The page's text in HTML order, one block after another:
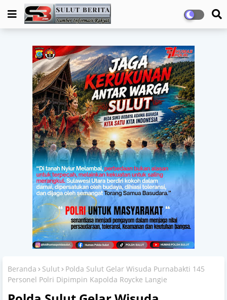
Beranda Sulut
Polda Sulut Gelar Wisuda Purnabakti 145
Personel Polri Dipimpin Kapolda Roycke Langie